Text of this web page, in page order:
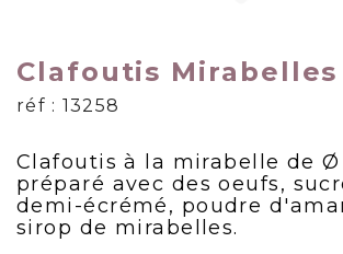
Clafoutis Mirabelles
réf : 13258
Clafoutis à la mirabelle de Ø
préparé avec des oeufs,
demi-écrémé, poudre
sirop de mirabelles.